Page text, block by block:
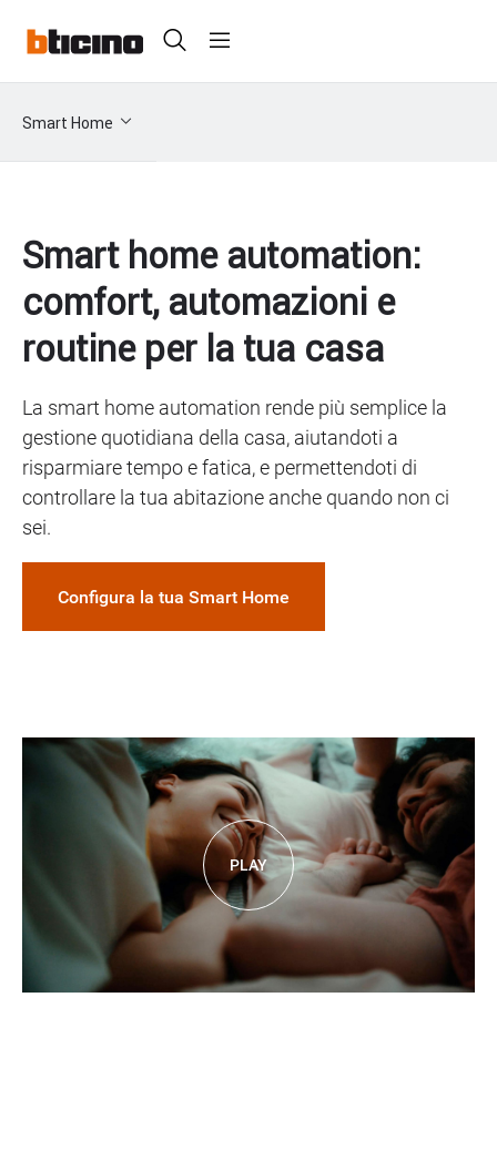
to
main
content
Header
Primary
menu
Sottomenu
smarthome
Smart Home
Smart home automation:
comfort, automazioni e
routine per la tua casa
La smart home automation rende più semplice la
gestione quotidiana della casa, aiutandoti a
risparmiare tempo e fatica, e permettendoti di
controllare la tua abitazione anche quando non ci
sei.
Configura la tua Smart Home
PLAY